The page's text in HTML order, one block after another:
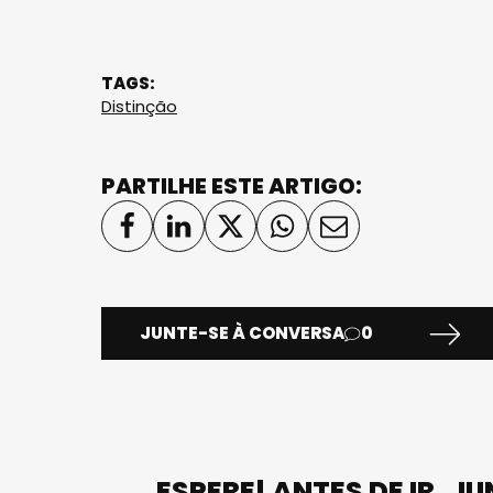
TAGS:
Distinção
PARTILHE ESTE ARTIGO:
JUNTE-SE À CONVERSA 0